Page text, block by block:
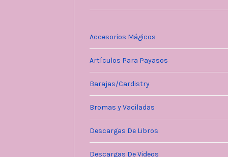
Accesorios Mágicos
Artículos Para Payasos
Barajas/Cardistry
Bromas y Vaciladas
Descargas De Libros
Descargas De Videos